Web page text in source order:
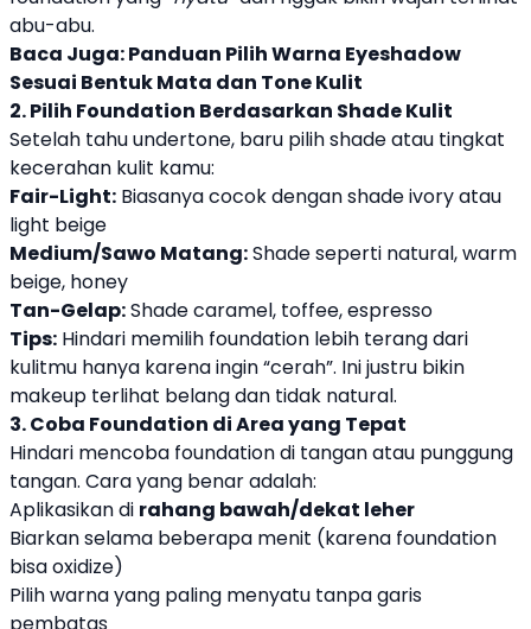
abu-abu.
Baca Juga:Panduan Pilih Warna Eyeshadow
Sesuai Bentuk Mata dan Tone Kulit
2. Pilih Foundation Berdasarkan Shade Kulit
Setelah tahu undertone, baru pilih shade atau tingkat
kecerahan kulit kamu:
Fair-Light: Biasanya cocok dengan shade ivory atau
light beige
Medium/Sawo Matang:Shade seperti natural, warm
beige, honey
Tan-Gelap:Shade caramel, toffee, espresso
Tips: Hindari memilih foundation lebih terang dari
kulitmu hanya karena ingin “cerah”. Ini justru bikin
makeup terlihat belang dan tidak natural.
3. Coba Foundation di Area yang Tepat
Hindari mencoba foundation di tangan atau punggung
tangan. Cara yang benar adalah:
Aplikasikan di rahang bawah/dekat leher
Biarkan selama beberapa menit (karena foundation
bisa oxidize)
Pilih warna yang paling menyatu tanpa garis